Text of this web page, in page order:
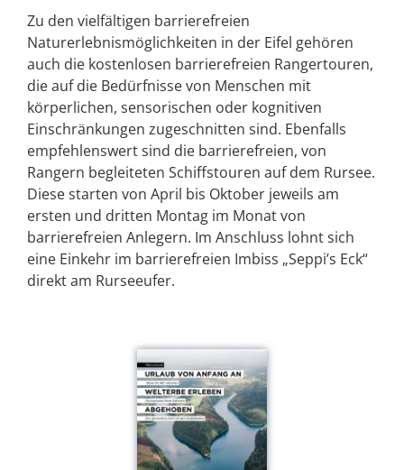
Zu den vielfältigen barrierefreien
Naturerlebnismöglichkeiten in der Eifel gehören
auch die kostenlosen barrierefreien Rangertouren,
die auf die Bedürfnisse von Menschen mit
körperlichen, sensorischen oder kognitiven
Einschränkungen zugeschnitten sind. Ebenfalls
empfehlenswert sind die barrierefreien, von
Rangern begleiteten Schiffstouren auf dem Rursee.
Diese starten von April bis Oktober jeweils am
ersten und dritten Montag im Monat von
barrierefreien Anlegern. Im Anschluss lohnt sich
eine Einkehr im barrierefreien Imbiss „Seppi’s Eck“
direkt am Rurseeufer.